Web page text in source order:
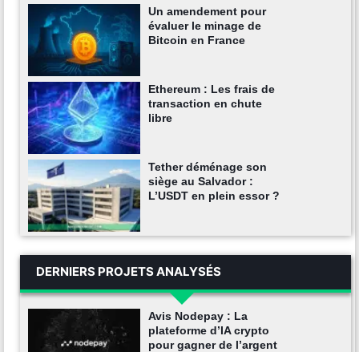
Un amendement pour
évaluer le minage de
Bitcoin en France
Ethereum : Les frais de
transaction en chute
libre
Tether déménage son
siège au Salvador :
L’USDT en plein essor ?
DERNIERS PROJETS ANALYSÉS
Avis Nodepay : La
plateforme d’IA crypto
pour gagner de l’argent